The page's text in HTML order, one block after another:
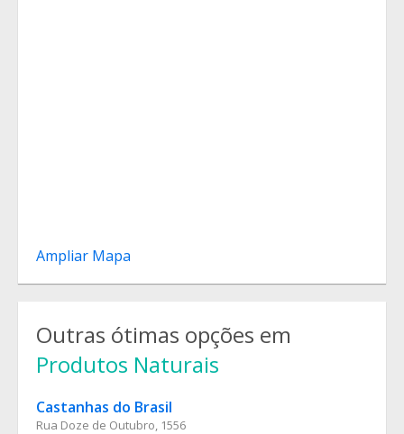
Ampliar Mapa
Outras ótimas opções em
Produtos Naturais
Castanhas do Brasil
Rua Doze de Outubro, 1556